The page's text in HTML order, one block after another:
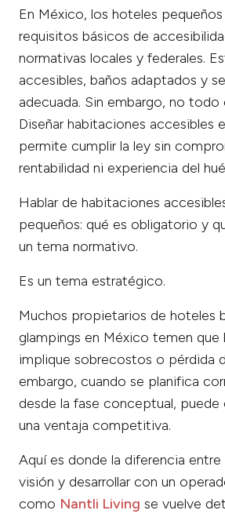
En México, los hoteles
requisitos básicos de
normativas locales y federales.
accesibles, baños adaptados y
adecuada. Sin embargo, no todo
Diseñar habitaciones accesibles
permite cumplir la ley sin
rentabilidad ni experiencia del
Hablar de habitaciones
pequeños: qué es obligatorio y
un tema normativo.
Es un tema estratégico.
Muchos propietarios de hoteles
glampings en México temen que
implique sobrecostos o pérdida
embargo, cuando se planifica
desde la fase conceptual, puede
una ventaja competitiva.
Aquí es donde la diferencia entre
visión y desarrollar con un
como Nantli Living se vuelve